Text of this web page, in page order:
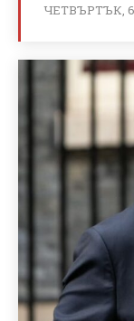
ЧЕТВЪРТЪК, 6